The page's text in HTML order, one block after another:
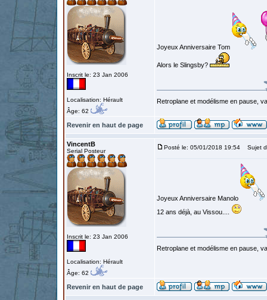
Inscrit le: 23 Jan 2006
Localisation: Hérault
Âge: 62
Joyeux Anniversaire Tom
Alors le Slingsby?
Retroplane et modélisme en pause,
Revenir en haut de page
VincentB
Serial Posteur
Inscrit le: 23 Jan 2006
Localisation: Hérault
Âge: 62
Posté le: 05/01/2018 19:54 Sujet
Joyeux Anniversaire Manolo
12 ans déjà, au Vissou....
Retroplane et modélisme en pause,
Revenir en haut de page